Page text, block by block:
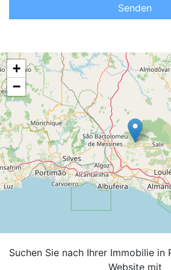
Senden
+
−
Suchen Sie nach Ihrer Immobilie in
Website mit